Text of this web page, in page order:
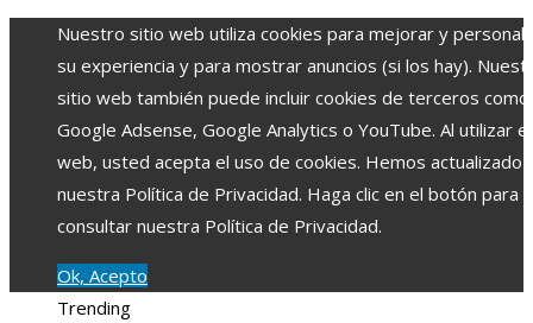
Nuestro sitio web utiliza cookies para mejorar y
su experiencia y para mostrar anuncios (si los hay).
sitio web también puede incluir cookies de terceros como
Google Adsense, Google Analytics o YouTube. Al utilizar
web, usted acepta el uso de cookies. Hemos actualizado
nuestra Política de Privacidad. Haga clic en el botón para
consultar nuestra Política de Privacidad.
Ok, Acepto
Trending